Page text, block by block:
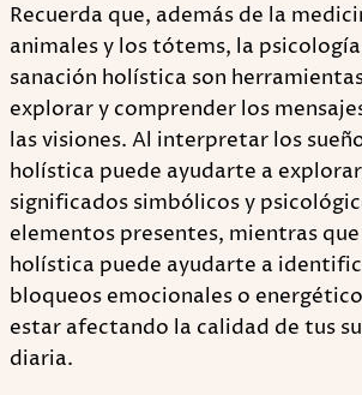
Recuerda que, además de la
animales y los tótems, la
sanación holística son
explorar y comprender los
las visiones. Al interpretar los
holística puede ayudarte a
significados simbólicos y
elementos presentes, mientras
holística puede ayudarte a
bloqueos emocionales o
estar afectando la calidad de tus
diaria.